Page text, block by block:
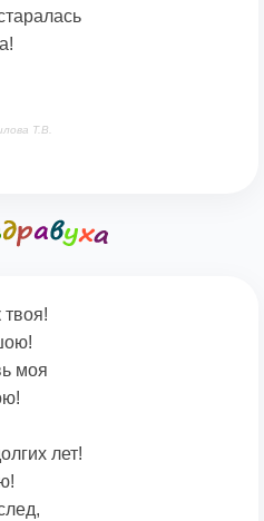
Т.В.
моя
лет!